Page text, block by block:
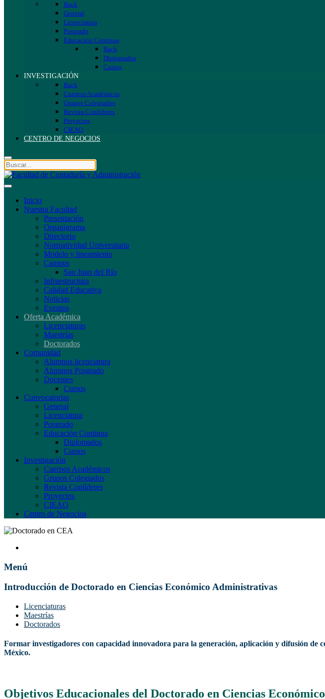
Back
General
Licenciatura
Posgrado
Educación Continua
Back
Diplomados
Cursos
INVESTIGACIÓN
Back
Cuerpos Académicos
Grupos Colegiados
Revista Conlíderes
Proyectos
CIEAQ
CENTRO DE NEGOCIOS
Inicio
Nuestra Facultad
Presentación
Organigrama
Directorio
Normatividad Universitaria
Modelo y lineamiento
Campus
San Juan del Río
Infraestructura
Calidad Educativa
Noticias
Eventos
Oferta Académica
Licenciaturas
Maestrías
Doctorados
Comunidad
Alumnos licenciatura
Alumnos Posgrado
Docentes
Cursos
Convocatorias
General
Licenciatura
Posgrado
Educación Continua
Diplomados
Cursos
Investigación
Cuerpos Académicos
Grupos Colegiados
Revista Conlíderes
Proyectos
CIEAQ
Centro de Negocios
Menú
Introducción de Doctorado en Ciencias Económico Administrativas
Licenciaturas
Maestrías
Doctorados
Formar investigadores con capacidad innovadora para la generación, aplicación y difusión de
México.
Objetivos Educacionales del Doctorado en Ciencias